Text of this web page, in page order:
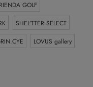
RIENDA GOLF
SHEL’TTER SELECT
LOVUS gallery